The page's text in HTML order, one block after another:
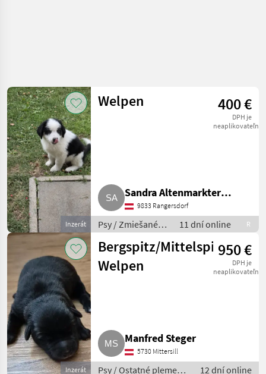
Inzerát
Welpen 400 €
DPH je
neaplikovateľné
Sandra Altenmarkter
Zraunig
9833 Rangersdorf
Psy / Zmiešané
plemená
11 dní online R
Inzerát
Bergspitz/Mittelspitz-
Welpen
950 €
DPH je
neaplikovateľné
Manfred Steger
5730 Mittersill
Psy / Ostatné plemená
12 dní online